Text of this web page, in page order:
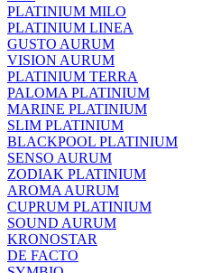
PLATINIUM MILO
PLATINIUM LINEA
GUSTO AURUM
VISION AURUM
PLATINIUM TERRA
PALOMA PLATINIUM
MARINE PLATINIUM
SLIM PLATINIUM
BLACKPOOL PLATINIUM
SENSO AURUM
ZODIAK PLATINIUM
AROMA AURUM
CUPRUM PLATINIUM
SOUND AURUM
KRONOSTAR
DE FACTO